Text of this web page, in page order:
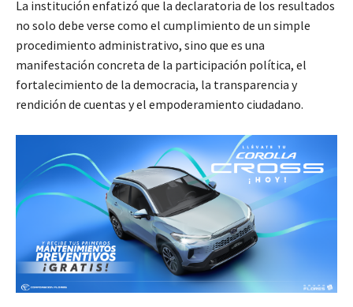
La institución enfatizó que la declaratoria de los resultados
no solo debe verse como el cumplimiento de un simple
procedimiento administrativo, sino que es una
manifestación concreta de la participación política, el
fortalecimiento de la democracia, la transparencia y
rendición de cuentas y el empoderamiento ciudadano.